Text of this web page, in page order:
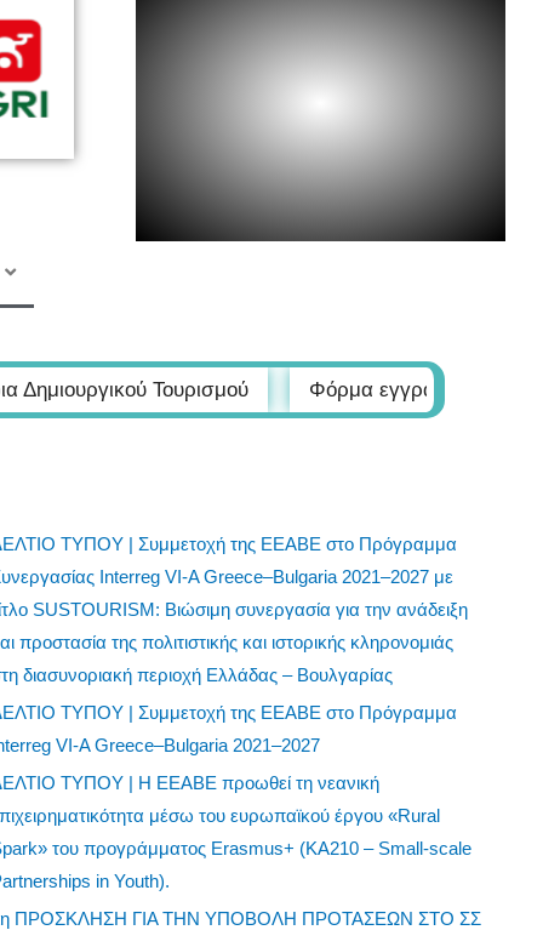
Τουρισμού Φόρμα εγγραφής στα εργαστήρια
ΤΥΠΟΥ | Συμμετοχή της ΕΕΑΒΕ στο Πρόγραμμα
Interreg VI-A Greece–Bulgaria 2021–2027 με
SUSTOURISM: Βιώσιμη συνεργασία για την ανάδειξη
προστασία της πολιτιστικής και ιστορικής κληρονομιάς
διασυνοριακή περιοχή Ελλάδας – Βουλγαρίας
ΤΥΠΟΥ | Συμμετοχή της ΕΕΑΒΕ στο Πρόγραμμα
VI-A Greece–Bulgaria 2021–2027
ΤΥΠΟΥ | Η ΕΕΑΒΕ προωθεί τη νεανική
μέσω του ευρωπαϊκού έργου «Rural
του προγράμματος Erasmus+ (KA210 – Small-scale
in Youth).
ΠΡΟΣΚΛΗΣΗ ΓΙΑ ΤΗΝ ΥΠΟΒΟΛΗ ΠΡΟΤΑΣΕΩΝ ΣΤΟ ΣΣ